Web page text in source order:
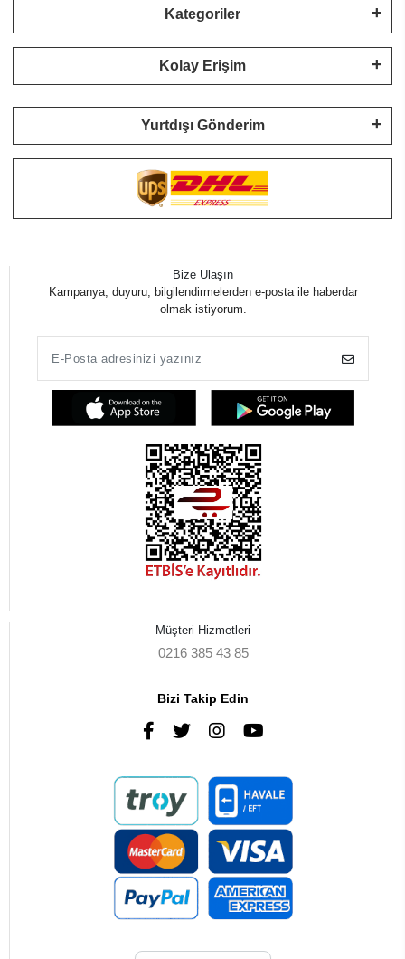
Kategoriler
Kolay Erişim
Yurtdışı Gönderim
Bize Ulaşın
Kampanya, duyuru, bilgilendirmelerden e-posta ile haberdar
olmak istiyorum.
Müşteri Hizmetleri
0216 385 43 85
Bizi Takip Edin